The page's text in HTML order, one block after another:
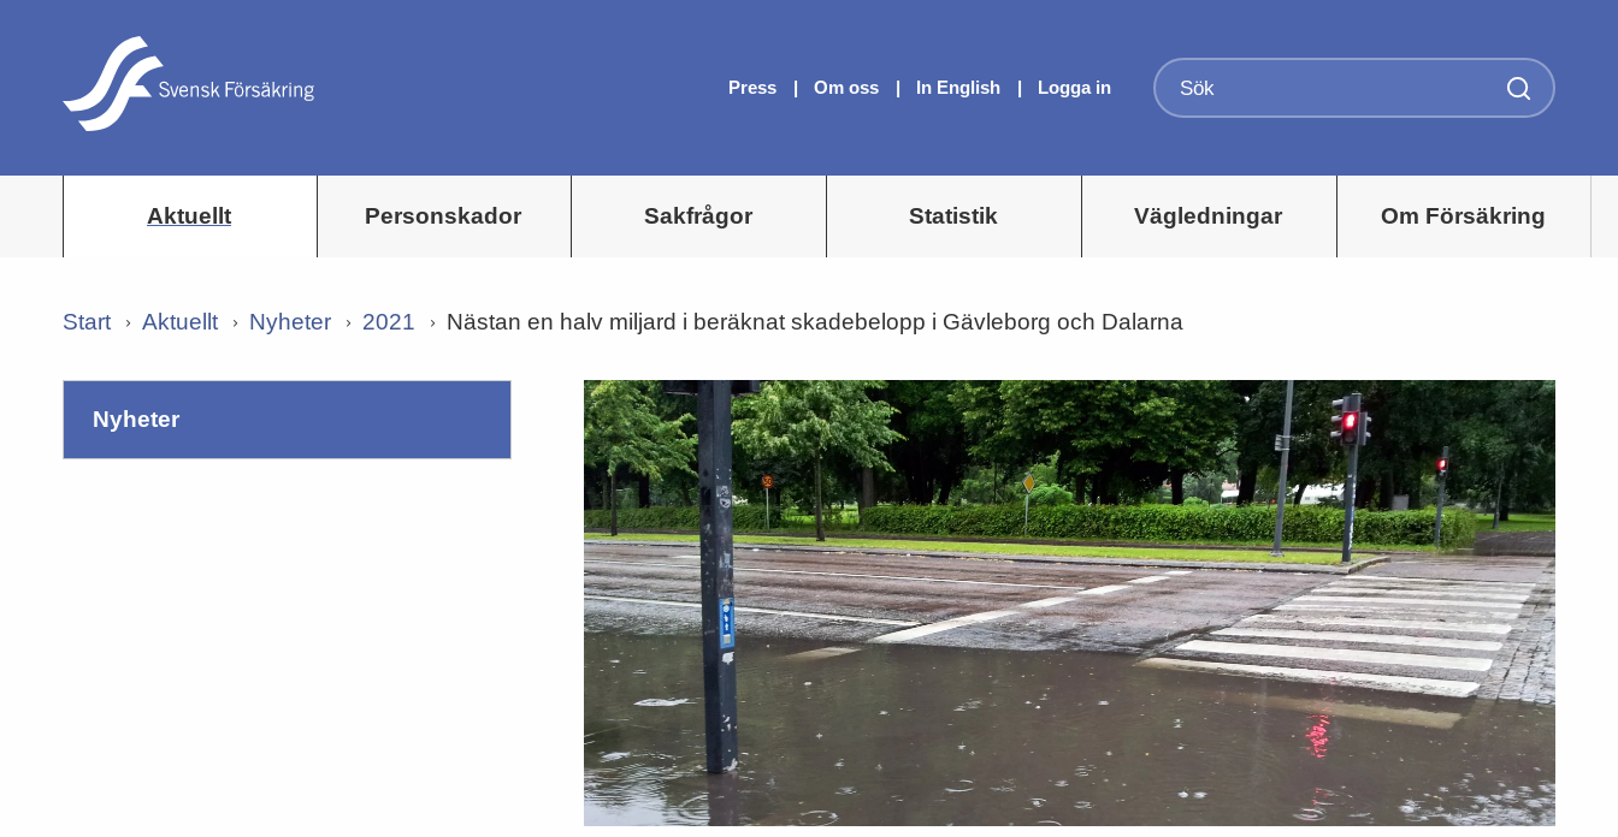
Press Om oss In English Logga in
Aktuellt Personskador Sakfrågor Statistik Vägledningar Om Försäkring
Start Aktuellt Nyheter 2021 Nästan en halv miljard i beräknat skadebelopp i Gävleborg och Dalarna
nyheter